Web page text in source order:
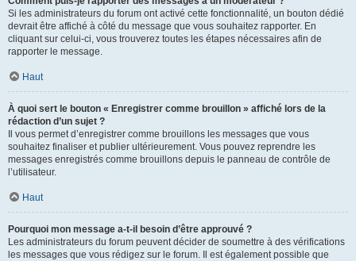
Si les administrateurs du forum ont activé cette fonctionnalité, un bouton dédié
devrait être affiché à côté du message que vous souhaitez rapporter. En
cliquant sur celui-ci, vous trouverez toutes les étapes nécessaires afin de
rapporter le message.
Haut
À quoi sert le bouton « Enregistrer comme brouillon » affiché lors de la
rédaction d’un sujet ?
Il vous permet d’enregistrer comme brouillons les messages que vous
souhaitez finaliser et publier ultérieurement. Vous pouvez reprendre les
messages enregistrés comme brouillons depuis le panneau de contrôle de
l’utilisateur.
Haut
Pourquoi mon message a-t-il besoin d’être approuvé ?
Les administrateurs du forum peuvent décider de soumettre à des vérifications
les messages que vous rédigez sur le forum. Il est également possible que